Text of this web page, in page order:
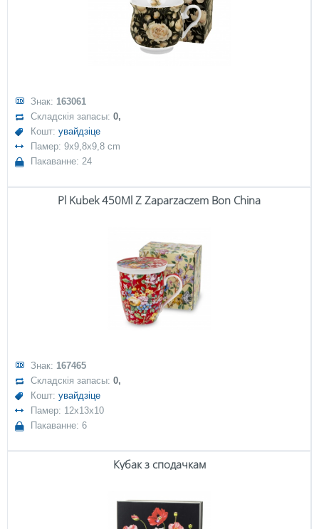
Знак: 163061
Складскія запасы:0,
Кошт:увайдзіце
Памер: 9x9,8x9,8 cm
Пакаванне: 24
Pl Kubek 450Ml Z Zaparzaczem Bon China
Знак: 167465
Складскія запасы:0,
Кошт:увайдзіце
Памер: 12x13x10
Пакаванне: 6
Кубак з сподачкам